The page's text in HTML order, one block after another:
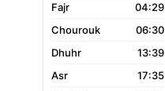
04:29
06:30
13:39
17:35